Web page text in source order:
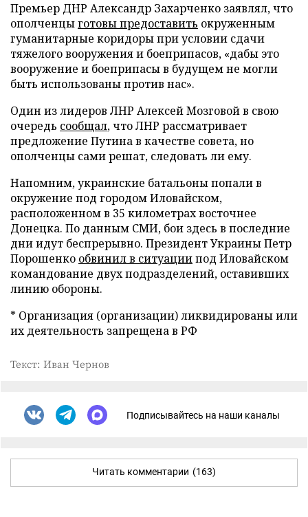
Премьер ДНР Александр Захарченко заявлял, что
ополченцыготовы предоставить окруженным
гуманитарные коридоры при условии сдачи
тяжелого вооружения и боеприпасов, «дабы это
вооружение и боеприпасы в будущем не могли
быть использованы против нас».
Один из лидеров ЛНР Алексей Мозговой в свою
очередь сообщал, что ЛНР рассматривает
предложение Путина в качестве совета, но
ополченцы сами решат, следовать ли ему.
Напомним, украинские батальоны попали в
окружение под городом Иловайском,
расположенном в 35 километрах восточнее
Донецка. По данным СМИ, бои здесь в последние
дни идут беспрерывно. Президент Украины Петр
Порошенко обвинил в ситуациипод Иловайском
командование двух подразделений, оставивших
линию обороны.
* Организация (организации) ликвидированы или
их деятельность запрещена в РФ
Текст: Иван Чернов
Подписывайтесь на наши каналы
Читать комментарии (163)